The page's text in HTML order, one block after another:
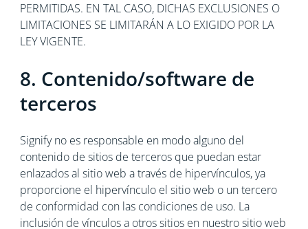
PERMITIDAS. EN TAL CASO, DICHAS EXCLUSIONES O
LIMITACIONES SE LIMITARÁN A LO EXIGIDO POR LA
LEY VIGENTE.
8. Contenido/software de
terceros
Signify no es responsable en modo alguno del
contenido de sitios de terceros que puedan estar
enlazados al sitio web a través de hipervínculos, ya
proporcione el hipervínculo el sitio web o un tercero
de conformidad con las condiciones de uso. La
inclusión de vínculos a otros sitios en nuestro sitio web